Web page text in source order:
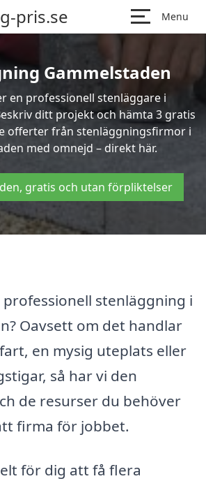
pris.se Menu
Gammelstaden
en professionell stenläggare i
ditt projekt och hämta 3 gratis
offerter från stenläggningsfirmor i
med omnejd – direkt här.
gratis och utan förpliktelser
stenläggning i
Oavsett om det handlar
en mysig uteplats eller
så har vi den
de resurser du behöver
firma för jobbet.
för dig att få flera